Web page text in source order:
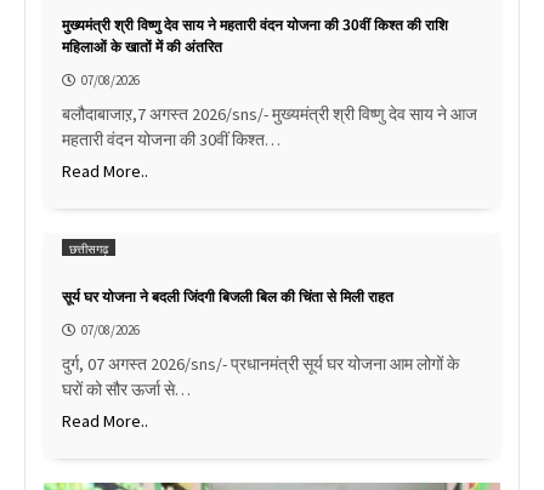
मुख्यमंत्री श्री विष्णु देव साय ने महतारी वंदन योजना की 30वीं किश्त की राशि
महिलाओं के खातों में की अंतरित
07/08/2026
बलौदाबाजाऱ,7 अगस्त 2026/sns/- मुख्यमंत्री श्री विष्णु देव साय ने आज
महतारी वंदन योजना की 30वीं किश्त…
Read More..
छत्तीसगढ़
सूर्य घर योजना ने बदली जिंदगी बिजली बिल की चिंता से मिली राहत
07/08/2026
दुर्ग, 07 अगस्त 2026/sns/- प्रधानमंत्री सूर्य घर योजना आम लोगों के
घरों को सौर ऊर्जा से…
Read More..